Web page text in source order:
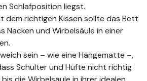
Schlafposition liegst.
dem richtigen Kissen sollte das Bett
Nacken und Wirbelsäule in einer
sein – wie eine Hängematte –,
Schulter und Hüfte nicht richtig